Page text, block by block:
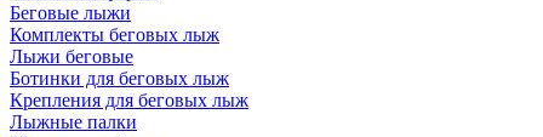
Беговые лыжи
Комплекты беговых лыж
Лыжи беговые
Ботинки для беговых лыж
Крепления для беговых лыж
Лыжные палки